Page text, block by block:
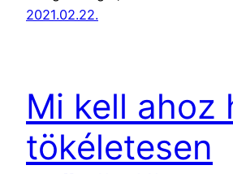
2021.02.22.
Mi kell ahoz
tökéletesen